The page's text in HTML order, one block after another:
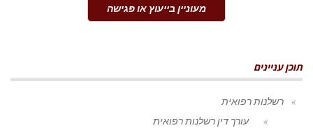
מעוניין בייעוץ או פגישה
תוכן עניינים
רשלנות רפואית
עורך דין רשלנות רפואית